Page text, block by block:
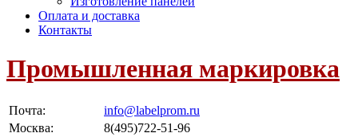
Оплата и доставка
Контакты
Промышленная маркировка
Почта:
info@labelprom.ru
Москва: 8(495)722-51-96